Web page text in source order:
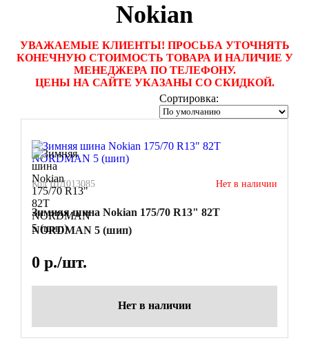
Nokian
УВАЖАЕМЫЕ КЛИЕНТЫ! ПРОСЬБА УТОЧНЯТЬ
КОНЕЧНУЮ СТОИМОСТЬ ТОВАРА И НАЛИЧИЕ У
МЕНЕДЖЕРА ПО ТЕЛЕФОНУ.
ЦЕНЫ НА САЙТЕ УКАЗАНЫ СО СКИДКОЙ.
Сортировка:
Код ШД013085 Нет в наличии
Зимняя шина Nokian 175/70 R13" 82T
NORDMAN 5 (шип)
0 р./шт.
Нет в наличии